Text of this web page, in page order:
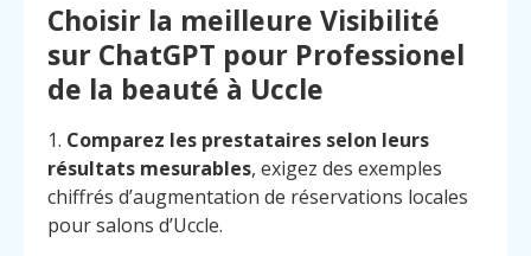
Choisir la meilleure Visibilité
sur ChatGPT pour Professionel
de la beauté à Uccle
1. Comparez les prestataires selon leurs
résultats mesurables, exigez des exemples
chiffrés d’augmentation de réservations locales
pour salons d’Uccle.